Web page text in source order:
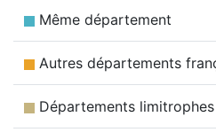
Même département
Autres départements
Départements limitrophes